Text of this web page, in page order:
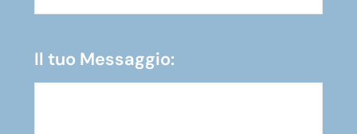
Il tuo Messaggio: